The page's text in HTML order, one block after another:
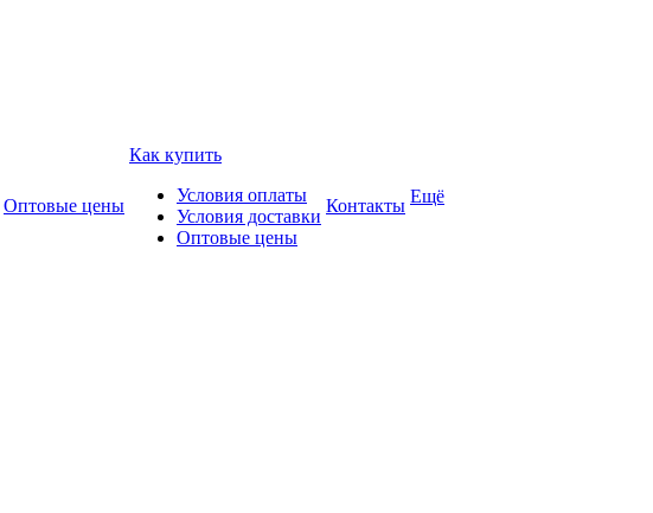
Оптовые цены
Как купить
Условия оплаты
Условия доставки
Оптовые цены
Контакты Ещё